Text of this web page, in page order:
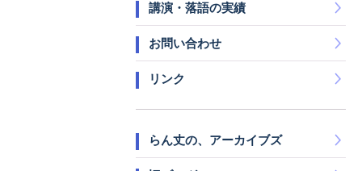
講演・落語の実績
お問い合わせ
リンク
らん丈の、アーカイブズ